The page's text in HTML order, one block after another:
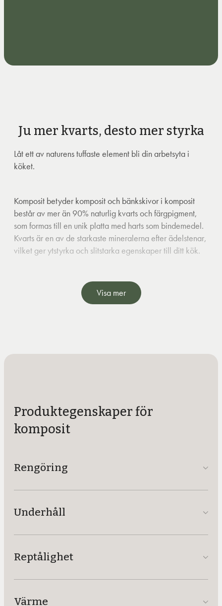
Ju mer kvarts, desto mer styrka
Låt ett av naturens tuffaste element bli din arbetsyta i
köket.
Komposit betyder komposit och bänkskivor i komposit
består av mer än 90% naturlig kvarts och färgpigment,
som formas till en unik platta med harts som bindemedel.
Kvarts är en av de starkaste mineralerna efter ädelstenar,
vilket ger ytstyrka och slitstarka egenskaper till ditt kök.
Det är en kall bänkskiva som är lämplig för bakning
eftersom degen är lättare att släppa.
Visa mer
Produktegenskaper för
komposit
Rengöring
Underhåll
Reptålighet
Värme